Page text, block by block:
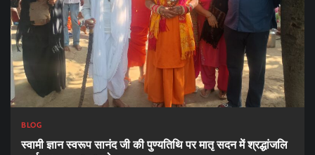
BLOG
स्वामी ज्ञान स्वरूप सानंद जी की पुण्यतिथि पर मातृ सदन में श्रद्धांजलि